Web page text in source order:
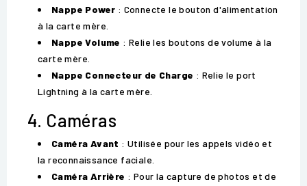
Nappe Power : Connecte le bouton d'alimentation
à la carte mère.
Nappe Volume : Relie les boutons de volume à la
carte mère.
Nappe Connecteur de Charge : Relie le port
Lightning à la carte mère.
4. Caméras
Caméra Avant : Utilisée pour les appels vidéo et
la reconnaissance faciale.
Caméra Arrière : Pour la capture de photos et de